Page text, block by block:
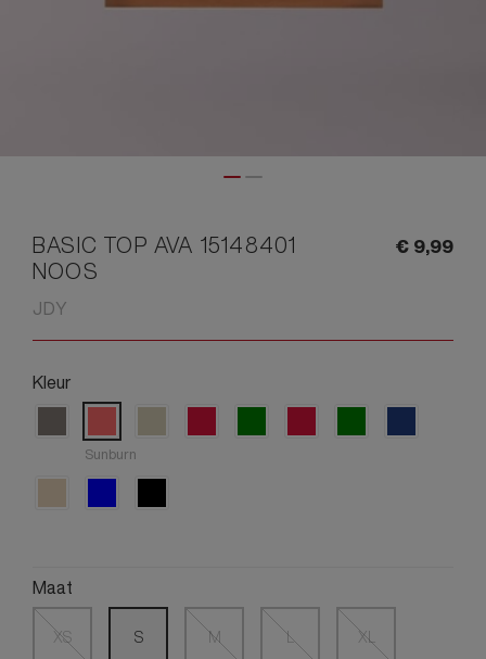
BASIC TOP AVA 15148401
NOOS
JDY
€ 9,99
Kleur
Sunburn
Maat
XS S M L XL